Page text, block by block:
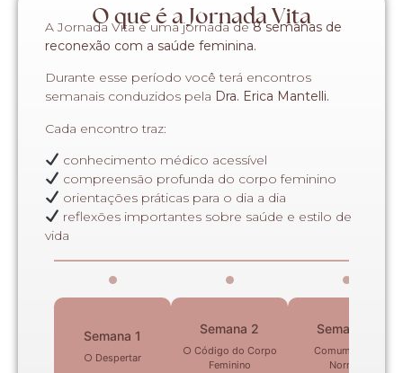
O que é a Jornada Vita
A Jornada Vita é uma jornada de8 semanas de
reconexão com a saúde feminina.
Durante esse período você terá encontros
semanais conduzidos pela Dra. Erica Mantelli.
Cada encontro traz:
conhecimento médico acessível
compreensão profunda do corpo feminino
orientações práticas para o dia a dia
reflexões importantes sobre saúde e estilo de
vida
Semana 1
○ Despertar
Semana 2
○ Código do Corpo
Feminino
Semana 3
Comum não é
Normal